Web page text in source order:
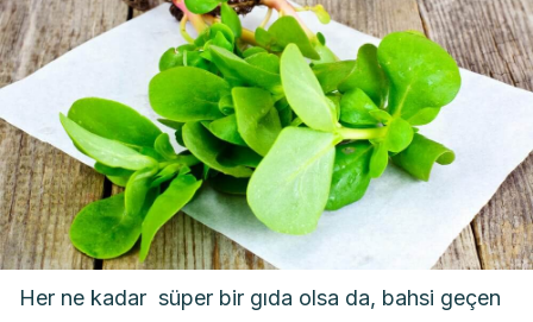
Her ne kadar süper bir gıda olsa da, bahsi geçen